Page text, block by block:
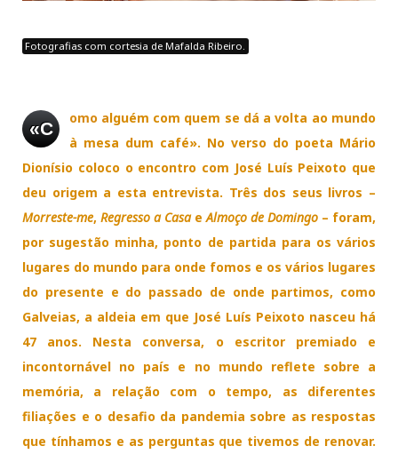
Fotografias com cortesia de Mafalda Ribeiro.
«C omo alguém com quem se dá a volta ao mundo
à mesa dum café». No verso do poeta Mário
Dionísio coloco o encontro com José Luís Peixoto que
deu origem a esta entrevista. Três dos seus livros –
Morreste-me, Regresso a CasaeAlmoço de Domingo – foram,
por sugestão minha, ponto de partida para os vários
lugares do mundo para onde fomos e os vários lugares
do presente e do passado de onde partimos, como
Galveias, a aldeia em que José Luís Peixoto nasceu há
47 anos. Nesta conversa, o escritor premiado e
incontornável no país e no mundo reflete sobre a
memória, a relação com o tempo, as diferentes
filiações e o desafio da pandemia sobre as respostas
que tínhamos e as perguntas que tivemos de renovar.